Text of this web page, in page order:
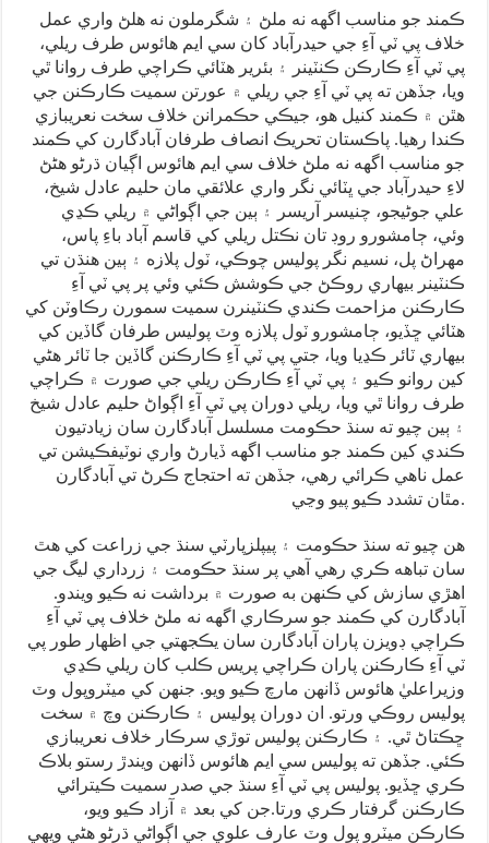
ڪمند جو مناسب اگهه نه ملڻ ۽ شگرملون نه هلڻ واري عمل
خلاف پي ٽي آءِ جي حيدرآباد کان سي ايم هائوس طرف ريلي،
پي ٽي آءِ ڪارڪن ڪنٽينر ۽ بئرير هٽائي ڪراچي طرف روانا ٿي
ويا، جڏهن ته پي ٽي آءِ جي ريلي ۾ عورتن سميت ڪارڪنن جي
هٿن ۾ ڪمند کنيل هو، جيڪي حڪمرانن خلاف سخت نعريبازي
ڪندا رهيا. پاڪستان تحريڪ انصاف طرفان آبادگارن کي ڪمند
جو مناسب اگهه نه ملڻ خلاف سي ايم هائوس اڳيان ڌرڻو هڻڻ
لاءِ حيدرآباد جي ڀٽائي نگر واري علائقي مان حليم عادل شيخ،
علي جوڻيجو، چنيسر آريسر ۽ ٻين جي اڳواڻي ۾ ريلي ڪڍي
وئي، ڄامشورو روڊ تان نڪتل ريلي کي قاسم آباد باءِ پاس،
مهراڻ پل، نسيم نگر پوليس چوڪي، ٽول پلازه ۽ ٻين هنڌن تي
ڪنٽينر بيهاري روڪڻ جي ڪوشش ڪئي وئي پر پي ٽي آءِ
ڪارڪنن مزاحمت ڪندي ڪنٽينرن سميت سمورن رڪاوٽن کي
هٽائي ڇڏيو، ڄامشورو ٽول پلازه وٽ پوليس طرفان گاڏين کي
بيهاري ٽائر ڪڍيا ويا، جتي پي ٽي آءِ ڪارڪنن گاڏين جا ٽائر هڻي
کين روانو ڪيو ۽ پي ٽي آءِ ڪارڪن ريلي جي صورت ۾ ڪراچي
طرف روانا ٿي ويا، ريلي دوران پي ٽي آءِ اڳواڻ حليم عادل شيخ
۽ ٻين چيو ته سنڌ حڪومت مسلسل آبادگارن سان زيادتيون
ڪندي کين ڪمند جو مناسب اگهه ڏيارڻ واري نوٽيفڪيشن تي
عمل ناهي ڪرائي رهي، جڏهن ته احتجاج ڪرڻ تي آبادگارن
مٿان تشدد ڪيو پيو وڃي.
هن چيو ته سنڌ حڪومت ۽ پيپلزپارٽي سنڌ جي زراعت کي هٿ
سان تباهه ڪري رهي آهي پر سنڌ حڪومت ۽ زرداري ليگ جي
اهڙي سازش کي ڪنهن به صورت ۾ برداشت نه ڪيو ويندو.
آبادگارن کي ڪمند جو سرڪاري اگھه نه ملڻ خلاف پي ٽي آءِ
ڪراچي ڊويزن پاران آبادگارن سان يڪجهتي جي اظهار طور پي
ٽي آءِ ڪارڪنن پاران ڪراچي پريس ڪلب کان ريلي ڪڍي
وزيراعليٰ هائوس ڏانهن مارچ ڪيو ويو. جنهن کي ميٽروپول وٽ
پوليس روڪي ورتو. ان دوران پوليس ۽ ڪارڪنن وچ ۾ سخت
ڇڪتاڻ ٿي. ۽ ڪارڪنن پوليس توڙي سرڪار خلاف نعريبازي
ڪئي. جڏهن ته پوليس سي ايم هائوس ڏانهن ويندڙ رستو بلاڪ
ڪري ڇڏيو. پوليس پي ٽي آءِ سنڌ جي صدر سميت ڪيترائي
ڪارڪنن گرفتار ڪري ورتا.جن کي بعد ۾ آزاد ڪيو ويو،
ڪارڪن ميٽرو پول وٽ عارف علوي جي اڳواڻي ڌرڻو هڻي ويهي